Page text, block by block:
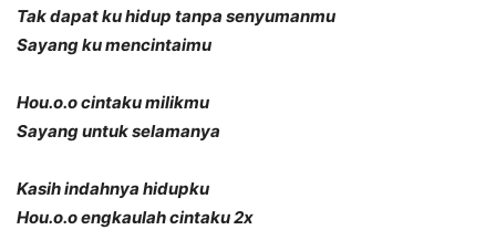
Tak dapat ku hidup tanpa senyumanmu
Sayang ku mencintaimu
Hou.o.o cintaku milikmu
Sayang untuk selamanya
Kasih indahnya hidupku
Hou.o.o engkaulah cintaku 2x